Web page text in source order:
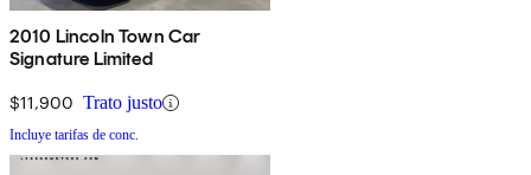
2010 Lincoln Town Car
Signature Limited
$11,900 Trato justo
Incluye tarifas de conc.